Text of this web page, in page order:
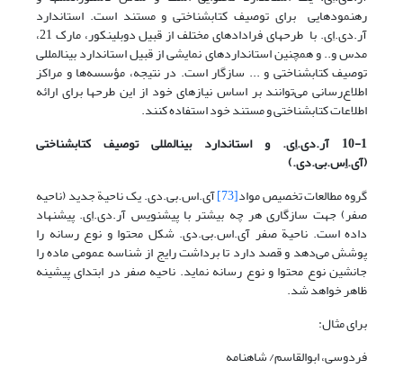
رهنمودهایی برای توصیف کتابشناختی و مستند است. استاندارد
آر.دی.اِی. با طرحهای فراداده­ای مختلف از قبیل دوبلین­کور، مارک 21،
مدس و.. و همچنین استانداردهای نمایشی از قبیل استاندارد بین­المللی
توصیف کتابشناختی و ... سازگار است. در نتیجه، مؤسسه‌ها و مراکز
اطلاع‌‌رسانی می‌توانند بر اساس نیازهای خود از این طرحها برای ارائه
اطلاعات کتابشناختی و مستند خود استفاده کنند.
10-1 آر.دی.اِی. و استاندارد بین­المللی توصیف کتابشناختی
(آی.اِس.بی.دی.)
گروه مطالعات تخصیص مواد[73] آی.اس.بی.دی. یک ناحیة جدید (ناحیه
صفر) جهت سازگاری هر چه بیشتر با پیش­نویس آر.دی.اِی. پیشنهاد
داده­ است. ناحیة صفر آی.اس.بی.دی. شکل محتوا و نوع رسانه را
پوشش می‌دهد و قصد دارد تا برداشت رایج از شناسه عمومی ماده را
جانشین نوع محتوا و نوع رسانه نماید. ناحیه صفر در ابتدای پیشینه
ظاهر خواهد شد.
برای مثال:
فردوسی، ابوالقاسم/ شاهنامه